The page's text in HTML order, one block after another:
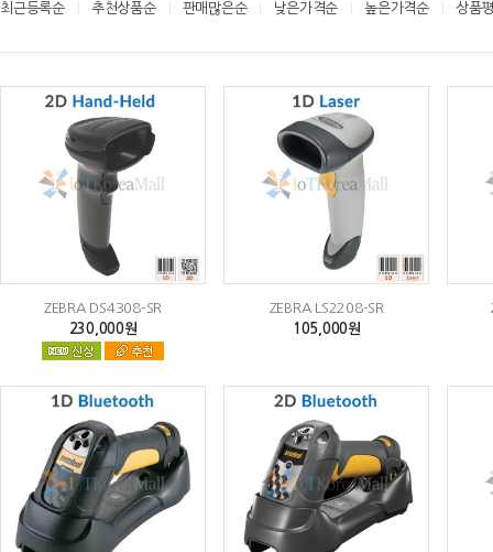
최근등록순 추천상품순 판매많은순 낮은가격순 높은가격순 상품
ZEBRA DS4308-SR
230,000원
ZEBRA LS2208-SR
105,000원